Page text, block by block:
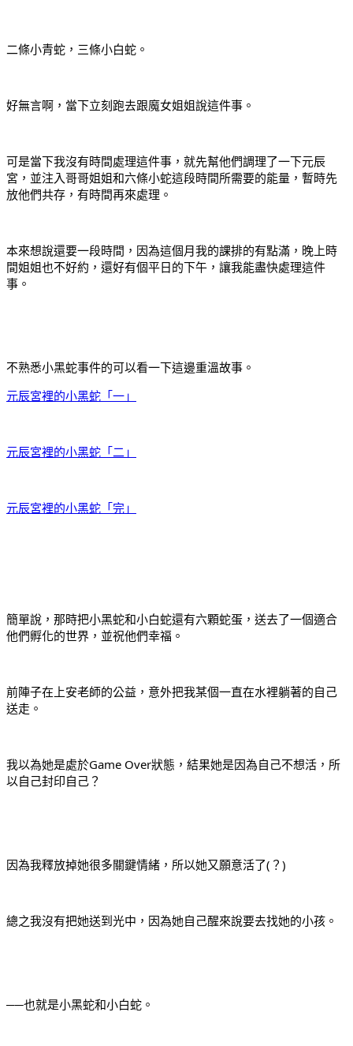
二條小青蛇，三條小白蛇。
好無言啊，當下立刻跑去跟魔女姐姐說這件事。
可是當下我沒有時間處理這件事，就先幫他們調理了一下元辰
宮，並注入哥哥姐姐和六條小蛇這段時間所需要的能量，暫時先
放他們共存，有時間再來處理。
本來想說還要一段時間，因為這個月我的課排的有點滿，晚上時
間姐姐也不好約，還好有個平日的下午，讓我能盡快處理這件
事。
不熟悉小黑蛇事件的可以看一下這邊重溫故事。
元辰宮裡的小黑蛇「一」
元辰宮裡的小黑蛇「二」
元辰宮裡的小黑蛇「完」
簡單說，那時把小黑蛇和小白蛇還有六顆蛇蛋，送去了一個適合
他們孵化的世界，並祝他們幸福。
前陣子在上安老師的公益，意外把我某個一直在水裡躺著的自己
送走。
我以為她是處於Game Over狀態，結果她是因為自己不想活，所
以自己封印自己？
因為我釋放掉她很多關鍵情緒，所以她又願意活了(？)
總之我沒有把她送到光中，因為她自己醒來說要去找她的小孩。
──也就是小黑蛇和小白蛇。